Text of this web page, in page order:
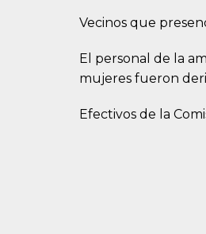
Vecinos que
El personal de la
mujeres fueron
Efectivos de la